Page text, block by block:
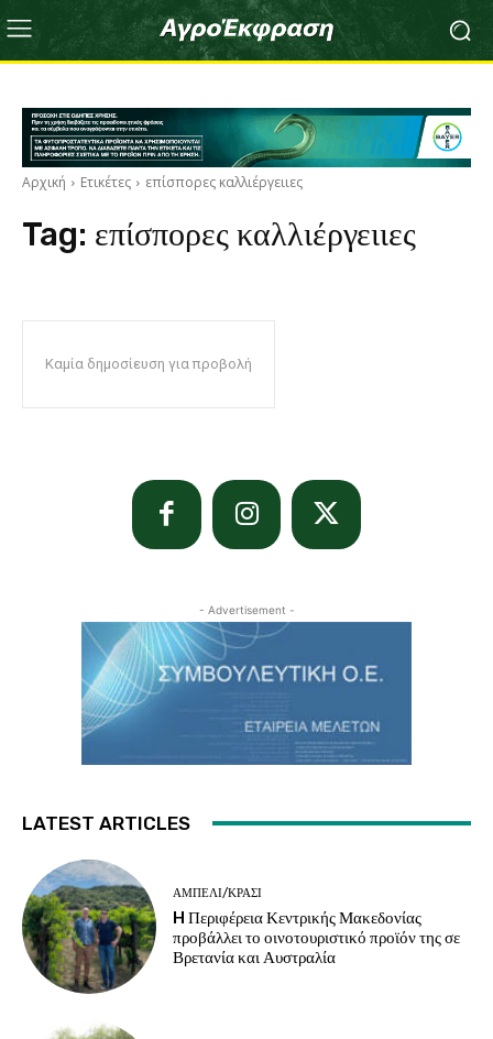
Αρχική Ετικέτες επίσπορες καλλιέργειιες
Tag: επίσπορες καλλιέργειιες
Καμία δημοσίευση για προβολή
- Advertisement -
LATEST ARTICLES
ΑΜΠΈΛΙ/ΚΡΑΣΊ
H Περιφέρεια Κεντρικής Μακεδονίας
προβάλλει το οινοτουριστικό προϊόν της σε
Βρετανία και Αυστραλία